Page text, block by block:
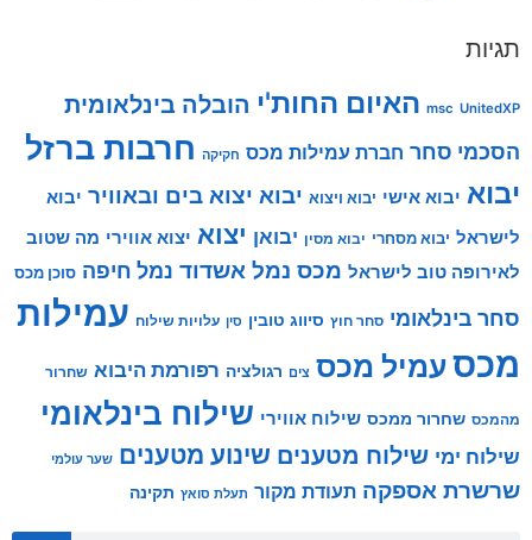
תגיות
msc UnitedXP האיום החות'י הובלה בינלאומית
הסכמי סחר חברת עמילות מכס חקיקה חרבות ברזל
יבוא יבוא אישי יבוא ויצוא יבוא יצוא בים ובאוויר יבוא
לישראל יבוא מסחרי יבוא מסין יבואן יצוא יצוא אווירי מה שטוב
לאירופה טוב לישראל מכס נמל אשדוד נמל חיפה סוכן מכס
סחר בינלאומי סחר חוץ סיווג טובין סין עלויות שילוח עמילות
מכסעמיל מכס צים רגולציה רפורמת היבוא שחרור
מהמכס שחרור ממכס שילוח אווירי שילוח בינלאומי
שילוח ימי שילוח מטענים שינוע מטענים שער עולמי
שרשרת אספקה תעודת מקור תעלת סואץ תקינה